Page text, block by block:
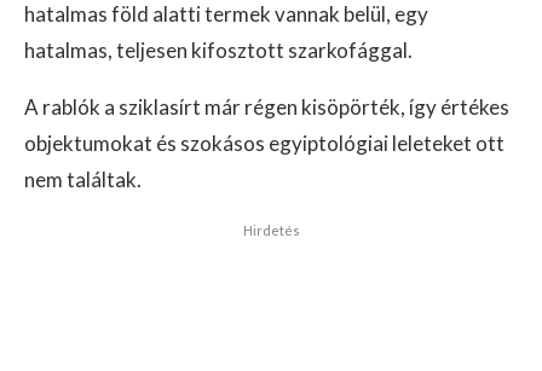
hatalmas föld alatti termek vannak belül, egy
hatalmas, teljesen kifosztott szarkofággal.
A rablók a sziklasírt már régen kisöpörték, így értékes
objektumokat és szokásos egyiptológiai leleteket ott
nem találtak.
Hirdetés